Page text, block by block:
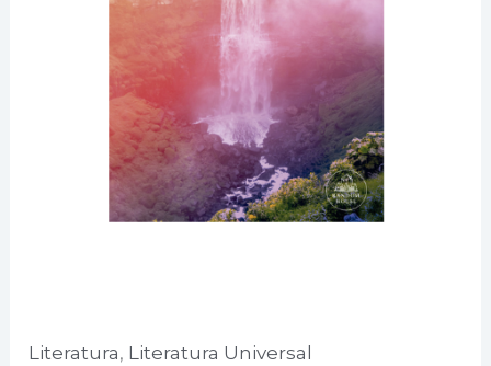
Literatura, Literatura Universal